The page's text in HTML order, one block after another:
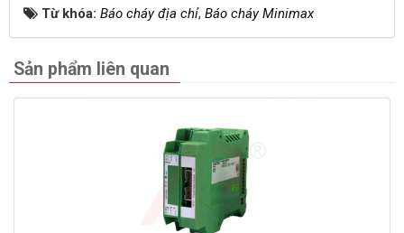
Từ khóa: Báo cháy địa chỉ, Báo cháy Minimax
Sản phẩm liên quan